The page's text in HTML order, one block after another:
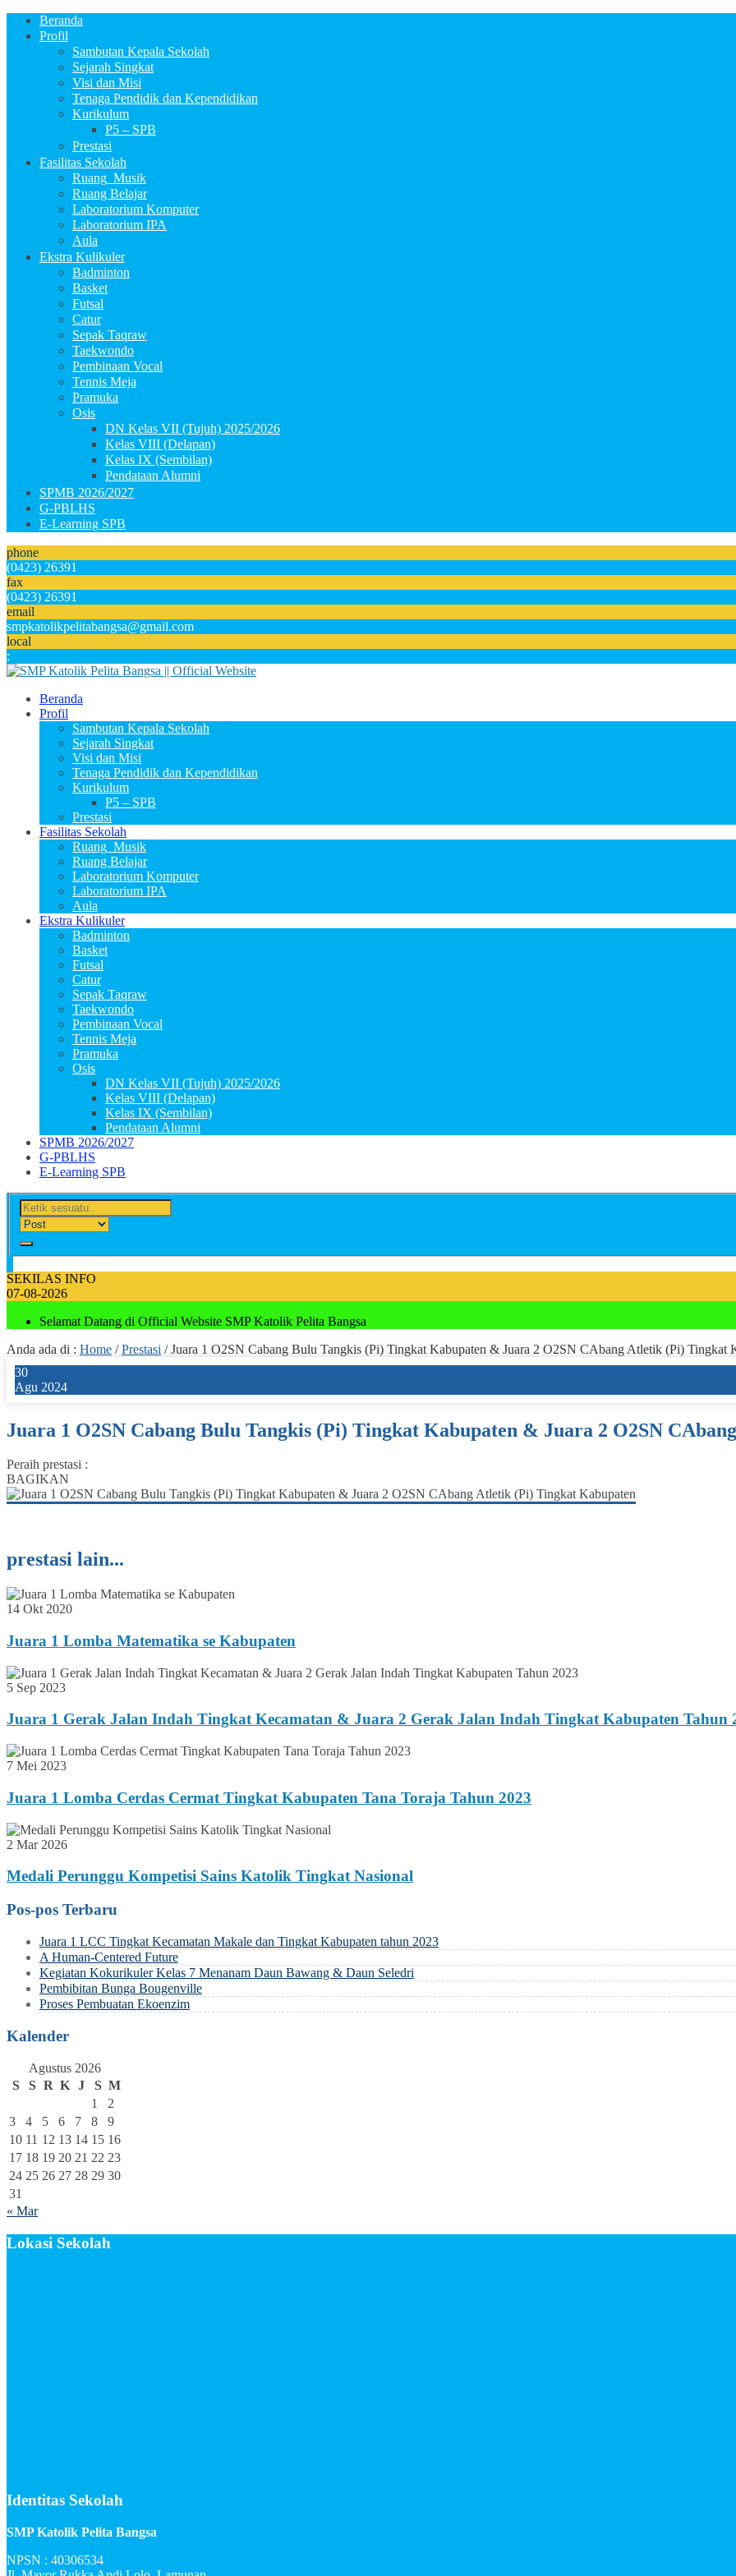
Beranda
Profil
Sambutan Kepala Sekolah
Sejarah Singkat
Visi dan Misi
Tenaga Pendidik dan Kependidikan
Kurikulum
P5 – SPB
Prestasi
Fasilitas Sekolah
Ruang_Musik
Ruang Belajar
Laboratorium Komputer
Laboratorium IPA
Aula
Ekstra Kulikuler
Badminton
Basket
Futsal
Catur
Sepak Taqraw
Taekwondo
Pembinaan Vocal
Tennis Meja
Pramuka
Osis
DN Kelas VII (Tujuh) 2025/2026
Kelas VIII (Delapan)
Kelas IX (Sembilan)
Pendataan Alumni
SPMB 2026/2027
G-PBLHS
E-Learning SPB
phone
(0423) 26391
fax
(0423) 26391
email
smpkatolikpelitabangsa@gmail.com
local
:
Beranda
Profil
Sambutan Kepala Sekolah
Sejarah Singkat
Visi dan Misi
Tenaga Pendidik dan Kependidikan
Kurikulum
P5 – SPB
Prestasi
Fasilitas Sekolah
Ruang_Musik
Ruang Belajar
Laboratorium Komputer
Laboratorium IPA
Aula
Ekstra Kulikuler
Badminton
Basket
Futsal
Catur
Sepak Taqraw
Taekwondo
Pembinaan Vocal
Tennis Meja
Pramuka
Osis
DN Kelas VII (Tujuh) 2025/2026
Kelas VIII (Delapan)
Kelas IX (Sembilan)
Pendataan Alumni
SPMB 2026/2027
G-PBLHS
E-Learning SPB
SEKILAS INFO
07-08-2026
Selamat Datang di Official Website SMP Katolik Pelita Bangsa
Anda ada di : Home /Prestasi /Juara 1 O2SN Cabang Bulu Tangkis (Pi) Tingkat Kabupaten & Juara 2 O2SN CAbang Atletik (Pi) Tingkat
30
Agu 2024
Juara 1 O2SN Cabang Bulu Tangkis (Pi) Tingkat Kabupaten & Juara 2 O2SN
Peraih prestasi :
BAGIKAN
prestasi lain...
14 Okt 2020
Juara 1 Lomba Matematika se Kabupaten
5 Sep 2023
Juara 1 Gerak Jalan Indah Tingkat Kecamatan & Juara 2 Gerak Jalan Indah Tingkat Kabupaten Tahun
7 Mei 2023
Juara 1 Lomba Cerdas Cermat Tingkat Kabupaten Tana Toraja Tahun 2023
2 Mar 2026
Medali Perunggu Kompetisi Sains Katolik Tingkat Nasional
Pos-pos Terbaru
Juara 1 LCC Tingkat Kecamatan Makale dan Tingkat Kabupaten tahun 2023
A Human-Centered Future
Kegiatan Kokurikuler Kelas 7 Menanam Daun Bawang & Daun Seledri
Pembibitan Bunga Bougenville
Proses Pembuatan Ekoenzim
Kalender
Agustus 2026
S
S R K J S M
1
2
3
4 5 6 7 8
9
10 11 12 13 14 15 16
17 18 19 20 21 22 23
24 25 26 27 28 29 30
31
« Mar
Lokasi Sekolah
Identitas Sekolah
SMP Katolik Pelita Bangsa
NPSN : 40306534